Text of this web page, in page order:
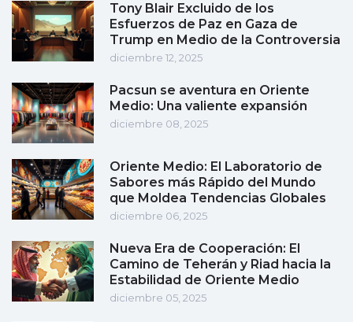
Tony Blair Excluido de los
Esfuerzos de Paz en Gaza de
Trump en Medio de la Controversia
diciembre 12, 2025
Pacsun se aventura en Oriente
Medio: Una valiente expansión
diciembre 08, 2025
Oriente Medio: El Laboratorio de
Sabores más Rápido del Mundo
que Moldea Tendencias Globales
diciembre 06, 2025
Nueva Era de Cooperación: El
Camino de Teherán y Riad hacia la
Estabilidad de Oriente Medio
diciembre 05, 2025